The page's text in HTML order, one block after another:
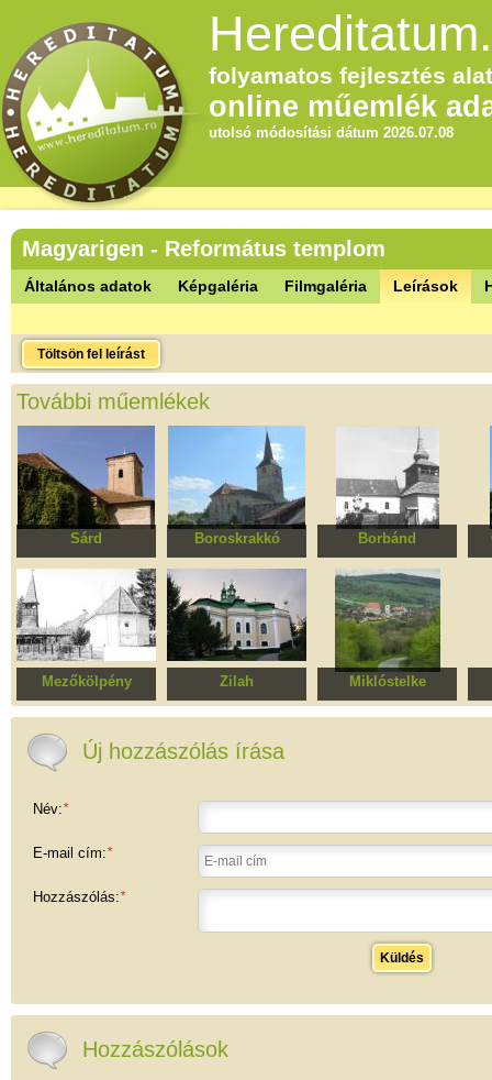
folyamatos fejlesztés
online műemlék
utolsó módosítási dátum 2026.07.08
Magyarigen - Református templom
Általános adatok Képgaléria Filmgaléria Leírások
Töltsön fel leírást
További műemlékek
Sárd
Református
templomegyüttes
Boroskrakkó
Erődített református
templomegyüttes
Borbánd
Római katolikus
templom
Mezőkölpény
Református harangláb
Zilah
Református templom
Miklóstelke
Erődített Evangélikus
Új hozzászólás írása
Név:*
E-mail cím:*
Hozzászólás:*
Küldés
Hozzászólások